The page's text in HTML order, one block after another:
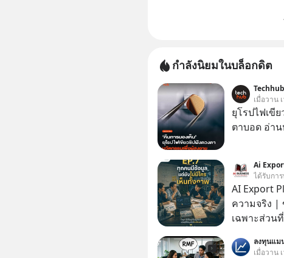
กำลังนิยมในบล็อกดิต
Techhub
เมื่อวาน
ยุโรปไฟเขี
ตาบอด อ่า
Ai
ได้รับกา
AI Export
ความจริง | ข้อมูลไม่ได้โกหก แต่คนเราเลือกมอง
เฉพาะส่วน
ลงทุนแม
เมื่อวาน